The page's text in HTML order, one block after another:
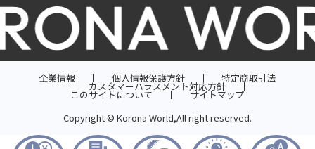
企業情報 個人情報保護方針 特定商取引法
カスタマーハラスメント対応方針
このサイトについて
サイトマップ
Copyright © Korona World,All right reserved.